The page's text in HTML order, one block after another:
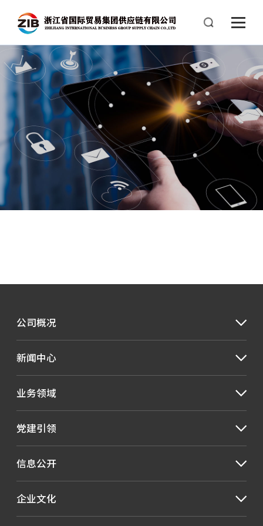
公司概况
新闻中心
业务领域
党建引领
信息公开
企业文化